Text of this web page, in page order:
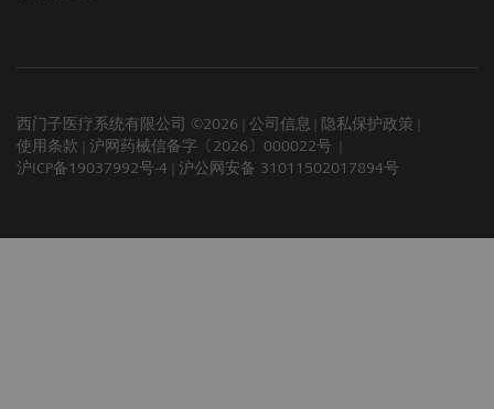
西门子医疗系统有限公司 ©2026 公司信息
隐私保护政策
使用条款
沪网药械信备字〔2026〕000022号
沪ICP备19037992号-4
沪公网安备 31011502017894号